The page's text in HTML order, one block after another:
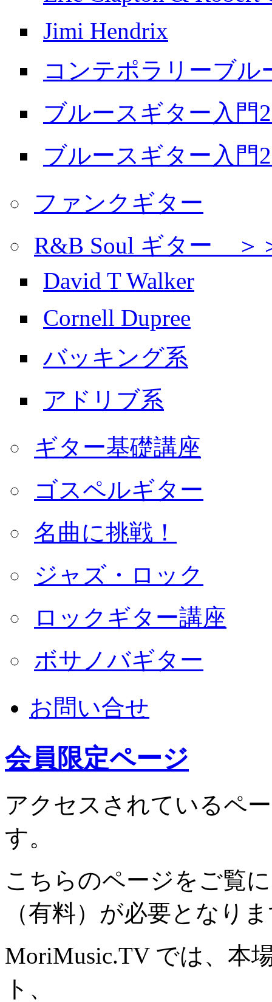
Jimi Hendrix
コンテポラリーブル
ブルースギター入門
ブルースギター入門
ファンクギター
R&B Soul ギター ＞
David T Walker
Cornell Dupree
バッキング系
アドリブ系
ギター基礎講座
ゴスペルギター
名曲に挑戦！
ジャズ・ロック
ロックギター講座
ボサノバギター
お問い合せ
会員限定ページ
アクセスされているペ
す。
こちらのページをご覧
（有料）が必要となり
MoriMusic.TV では、本
ト、